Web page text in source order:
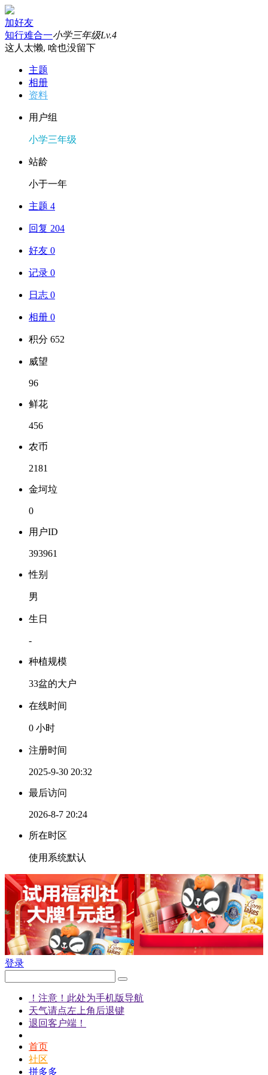
加好友
知行难合一小学三年级Lv.4
这人太懒, 啥也没留下
主题
相册
资料
用户组
小学三年级
站龄
小于一年
主题 4
回复 204
好友 0
记录 0
日志 0
相册 0
积分 652
威望
96
鲜花
456
农币
2181
金坷垃
0
用户ID
393961
性别
男
生日
-
种植规模
33盆的大户
在线时间
0 小时
注册时间
2025-9-30 20:32
最后访问
2026-8-7 20:24
所在时区
使用系统默认
登录
！注意！此处为手机版导航
天气请点左上角后退键
退回客户端！
首页
社区
拼多多